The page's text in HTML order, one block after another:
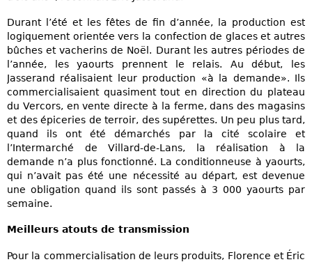
Durant l’été et les fêtes de fin d’année, la production est
logiquement orientée vers la confection de glaces et autres
bûches et vacherins de Noël. Durant les autres périodes de
l’année, les yaourts prennent le relais. Au début, les
Jasserand réalisaient leur production «à la demande». Ils
commercialisaient quasiment tout en direction du plateau
du Vercors, en vente directe à la ferme, dans des magasins
et des épiceries de terroir, des supérettes. Un peu plus tard,
quand ils ont été démarchés par la cité scolaire et
l’Intermarché de Villard-de-Lans, la réalisation à la
demande n’a plus fonctionné. La conditionneuse à yaourts,
qui n’avait pas été une nécessité au départ, est devenue
une obligation quand ils sont passés à 3 000 yaourts par
semaine.
Meilleurs atouts de transmission
Pour la commercialisation de leurs produits, Florence et Éric